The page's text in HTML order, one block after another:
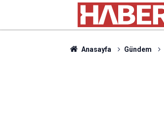
Anasayfa Gündem